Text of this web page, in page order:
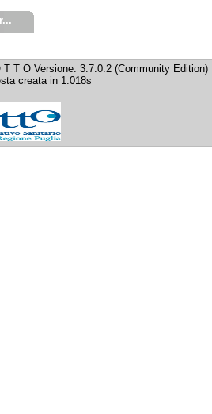
T T O Versione: 3.7.0.2 (Community Edition)
creata in 1.018s